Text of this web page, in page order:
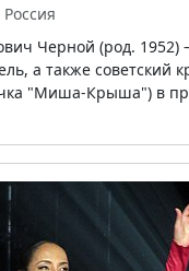
Россия
Черной (род. 1952)
а также советский
"Миша-Крыша") в